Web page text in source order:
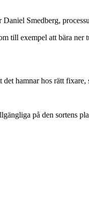
Smedberg,
till exempel att bära ner
hamnar hos rätt fixare,
på den sortens